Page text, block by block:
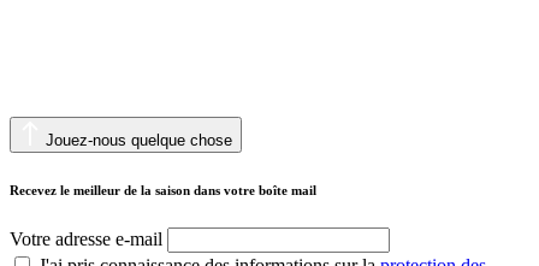
Jouez-nous quelque chose
Recevez le meilleur de la saison dans votre boîte mail
Votre adresse e-mail